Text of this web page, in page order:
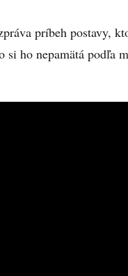
príbeh postavy,
ho nepamätá podľa